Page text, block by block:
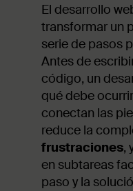
El desarrollo
transformar un
serie de pasos
Antes de
código, un
qué debe
conectan las
reduce la
frustraciones,
en subtareas
paso y la